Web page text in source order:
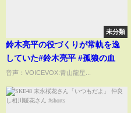
未分類
鈴木亮平の役づくりが常軌を逸
していた#鈴木亮平 #孤狼の血
音声：VOICEVOX:青山龍星...